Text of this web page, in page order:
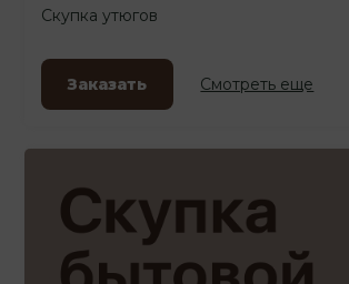
Скупка утюгов
Заказать Смотреть еще